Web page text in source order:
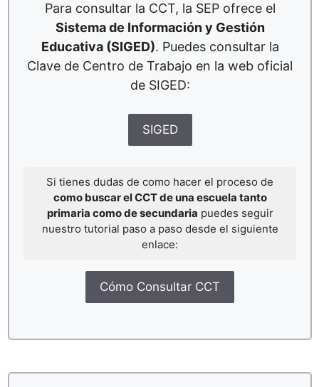
Para consultar la CCT, la SEP ofrece el
Sistema de Información y Gestión
Educativa (SIGED). Puedes consultar la
Clave de Centro de Trabajo en la web oficial
de SIGED:
SIGED
Si tienes dudas de como hacer el proceso de
como buscar el CCT de una escuela tanto
primaria como de secundaria puedes seguir
nuestro tutorial paso a paso desde el siguiente
enlace:
Cómo Consultar CCT